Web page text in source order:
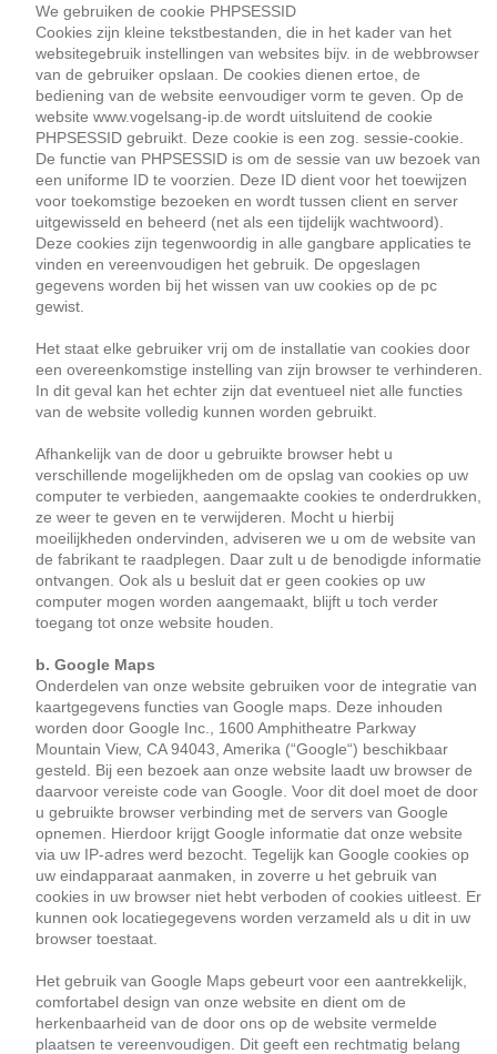
We gebruiken de cookie PHPSESSID
Cookies zijn kleine tekstbestanden, die in het kader van het
websitegebruik instellingen van websites bijv. in de webbrowser
van de gebruiker opslaan. De cookies dienen ertoe, de
bediening van de website eenvoudiger vorm te geven. Op de
website www.vogelsang-ip.de wordt uitsluitend de cookie
PHPSESSID gebruikt. Deze cookie is een zog. sessie-cookie.
De functie van PHPSESSID is om de sessie van uw bezoek van
een uniforme ID te voorzien. Deze ID dient voor het toewijzen
voor toekomstige bezoeken en wordt tussen client en server
uitgewisseld en beheerd (net als een tijdelijk wachtwoord).
Deze cookies zijn tegenwoordig in alle gangbare applicaties te
vinden en vereenvoudigen het gebruik. De opgeslagen
gegevens worden bij het wissen van uw cookies op de pc
gewist.
Het staat elke gebruiker vrij om de installatie van cookies door
een overeenkomstige instelling van zijn browser te verhinderen.
In dit geval kan het echter zijn dat eventueel niet alle functies
van de website volledig kunnen worden gebruikt.
Afhankelijk van de door u gebruikte browser hebt u
verschillende mogelijkheden om de opslag van cookies op uw
computer te verbieden, aangemaakte cookies te onderdrukken,
ze weer te geven en te verwijderen. Mocht u hierbij
moeilijkheden ondervinden, adviseren we u om de website van
de fabrikant te raadplegen. Daar zult u de benodigde informatie
ontvangen. Ook als u besluit dat er geen cookies op uw
computer mogen worden aangemaakt, blijft u toch verder
toegang tot onze website houden.
b. Google Maps
Onderdelen van onze website gebruiken voor de integratie van
kaartgegevens functies van Google maps. Deze inhouden
worden door Google Inc., 1600 Amphitheatre Parkway
Mountain View, CA 94043, Amerika (“Google“) beschikbaar
gesteld. Bij een bezoek aan onze website laadt uw browser de
daarvoor vereiste code van Google. Voor dit doel moet de door
u gebruikte browser verbinding met de servers van Google
opnemen. Hierdoor krijgt Google informatie dat onze website
via uw IP-adres werd bezocht. Tegelijk kan Google cookies op
uw eindapparaat aanmaken, in zoverre u het gebruik van
cookies in uw browser niet hebt verboden of cookies uitleest. Er
kunnen ook locatiegegevens worden verzameld als u dit in uw
browser toestaat.
Het gebruik van Google Maps gebeurt voor een aantrekkelijk,
comfortabel design van onze website en dient om de
herkenbaarheid van de door ons op de website vermelde
plaatsen te vereenvoudigen. Dit geeft een rechtmatig belang